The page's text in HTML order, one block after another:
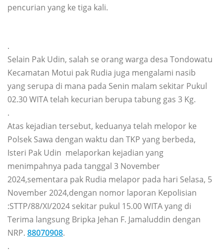
pencurian yang ke tiga kali.
.
Selain Pak Udin, salah se orang warga desa Tondowatu
Kecamatan Motui pak Rudia juga mengalami nasib
yang serupa di mana pada Senin malam sekitar Pukul
02.30 WITA telah kecurian berupa tabung gas 3 Kg.
.
Atas kejadian tersebut, keduanya telah melopor ke
Polsek Sawa dengan waktu dan TKP yang berbeda,
Isteri Pak Udin melaporkan kejadian yang
menimpahnya pada tanggal 3 November
2024,sementara pak Rudia melapor pada hari Selasa, 5
November 2024,dengan nomor laporan Kepolisian
:STTP/88/XI/2024 sekitar pukul 15.00 WITA yang di
Terima langsung Bripka Jehan F. Jamaluddin dengan
NRP. 88070908.
.